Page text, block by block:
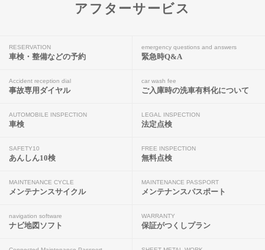
アフターサービス
RESERVATION
車検・整備などの予約
emergency questions and answers
緊急時Q&A
Accident reception dial
事故専用ダイヤル
car wash fee
ご入庫時の洗車有料化について
AUTOMOBILE INSPECTION
車検
LEGAL INSPECTION
法定点検
SAFETY10
あんしん10検
FREE INSPECTION
無料点検
MAINTENANCE CYCLE
メンテナンスサイクル
MAINTENANCE PASSPORT
メンテナンスパスポート
navigation software
ナビ地図ソフト
WARRANTY
保証がつくしプラン